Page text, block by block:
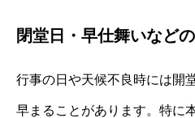
閉堂日・早仕舞いなど
行事の日や天候不良時には開
早まることがあります。特に